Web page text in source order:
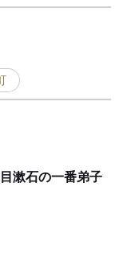
漱石の一番弟子